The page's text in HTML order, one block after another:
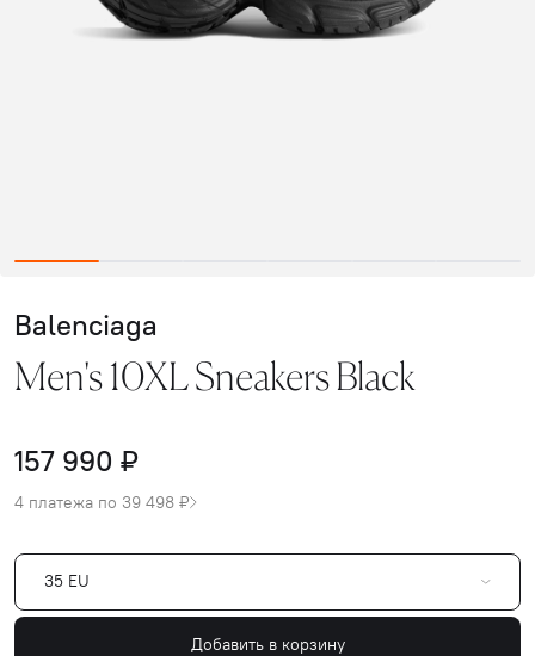
Balenciaga
Men's 10XL Sneakers Black
157 990 ₽
4 платежа по 39 498 ₽
35 EU
Добавить в корзину